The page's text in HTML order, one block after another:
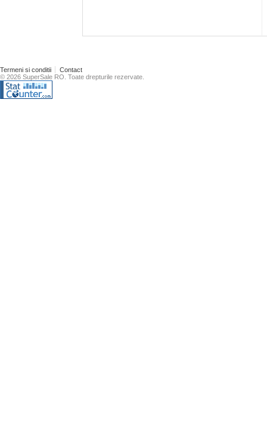
Termeni si conditii
Contact
© 2026 SuperSale RO. Toate drepturile rezervate.